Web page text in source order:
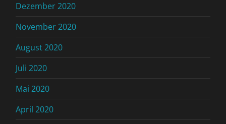
Dezember 2020
November 2020
August 2020
Juli 2020
Mai 2020
April 2020